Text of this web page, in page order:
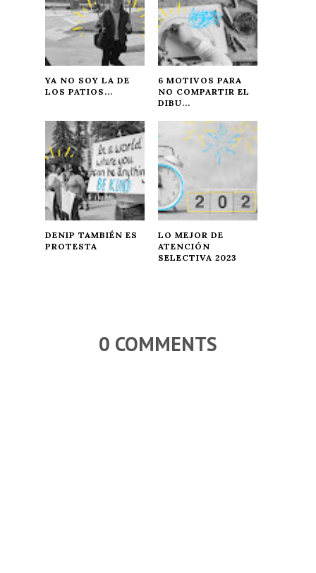
YA NO SOY LA DE
LOS PATIOS...
6 MOTIVOS PARA
NO COMPARTIR EL
DIBU...
DENIP TAMBIÉN ES
PROTESTA
LO MEJOR DE
ATENCIÓN
SELECTIVA 2023
0 COMMENTS